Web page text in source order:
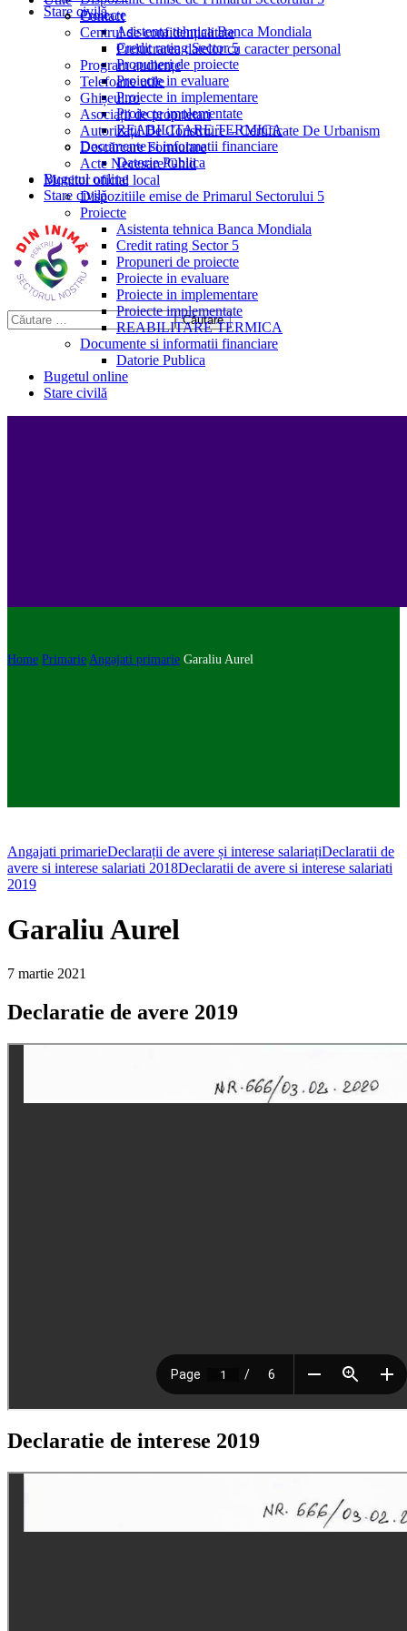
Stare civilă
Proiecte
Asistenta tehnica Banca Mondiala
Credit rating Sector 5
Propuneri de proiecte
Proiecte in evaluare
Proiecte in implementare
Proiecte implementate
REABILITARE TERMICA
Documente si informatii financiare
Datorie Publica
Bugetul online
Stare civilă
Contact
Centrul de confidențialitate
Prelucrarea datelor cu caracter personal
Program audiențe
Telefoane utile
Ghișeul.ro
Asociații de proprietari
Autorizații De Construire – Certificate De Urbanism
Descărcare Formulare
Acte Necesare/Ghid
Monitor oficial local
Dispozitiile emise de Primarul Sectorului 5
Proiecte
Asistenta tehnica Banca Mondiala
Credit rating Sector 5
Propuneri de proiecte
Proiecte in evaluare
Proiecte in implementare
Proiecte implementate
REABILITARE TERMICA
Documente si informatii financiare
Datorie Publica
Bugetul online
Stare civilă
Home Primarie Angajati primarie Garaliu Aurel
Angajati primarieDeclarații de avere și interese salariațiDeclaratii de
avere si interese salariati 2018Declaratii de avere si interese salariati
2019
Garaliu Aurel
7 martie 2021
Declaratie de avere 2019
Declaratie de interese 2019